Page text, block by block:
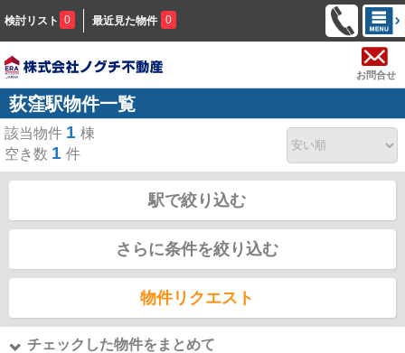
検討リスト 0 最近見た物件 0
お問合せ
荻窪駅物件一覧
該当物件 1 棟
空き数 1 件
駅で絞り込む
さらに条件を絞り込む
物件リクエスト
チェックした物件をまとめて